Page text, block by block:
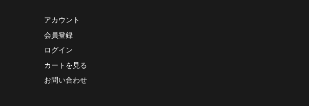
アカウント
会員登録
ログイン
カートを見る
お問い合わせ